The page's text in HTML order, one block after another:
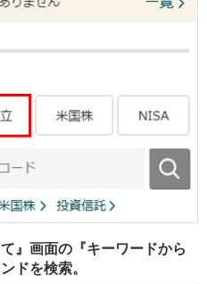
』画面の『キーワードから
ドを検索。